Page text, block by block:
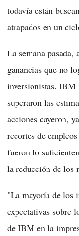
todavía están
atrapados en un
La semana pasada,
ganancias que no
inversionistas. IBM
superaron las
acciones cayeron,
recortes de
fueron lo
la reducción de los
"La mayoría de los
expectativas sobre
de IBM en la